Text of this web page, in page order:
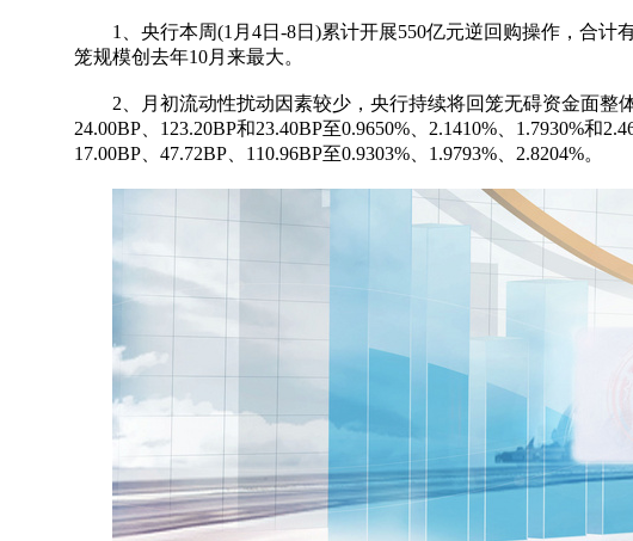
1、央行本周(1月4日-8日)累计开展550亿元逆回购操作，合计
笼规模创去年10月来最大。
2、月初流动性扰动因素较少，央行持续将回笼无碍资金面整体
24.00BP、123.20BP和23.40BP至0.9650%、2.1410%、1.7930%和
17.00BP、47.72BP、110.96BP至0.9303%、1.9793%、2.8204%。